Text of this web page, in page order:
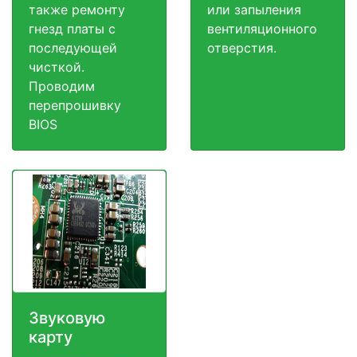
также ремонту
гнезд платы с
последующей
чисткой.
Проводим
перепрошивку
BIOS
или запыления
вентиляционного
отверстия.
Звуковую
карту